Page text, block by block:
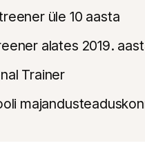
üle 10 aasta
alates 2019.
Trainer